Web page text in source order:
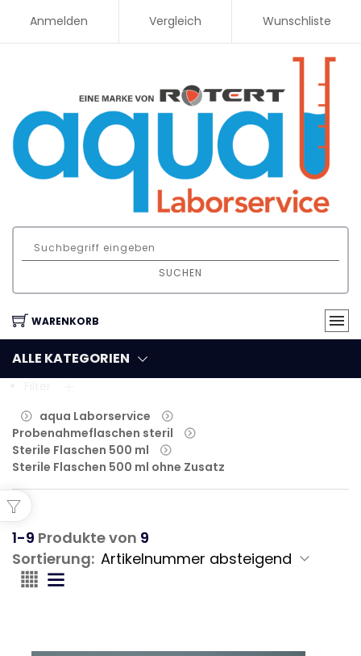
Anmelden Vergleich Wunschliste
SUCHEN
WARENKORB
ALLE KATEGORIEN
aqua Laborservice
Probenahmeflaschen steril
Sterile Flaschen 500 ml
Sterile Flaschen 500 ml ohne Zusatz

1-9 Produkte von 9
Sortierung: